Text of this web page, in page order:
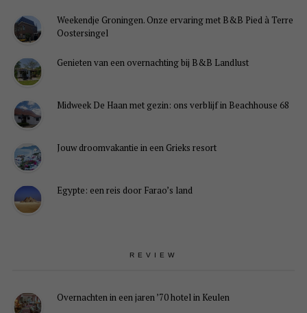
Weekendje Groningen. Onze ervaring met B&B Pied à Terre
Oostersingel
Genieten van een overnachting bij B&B Landlust
Midweek De Haan met gezin: ons verblijf in Beachhouse 68
Jouw droomvakantie in een Grieks resort
Egypte: een reis door Farao’s land
REVIEW
Overnachten in een jaren ’70 hotel in Keulen